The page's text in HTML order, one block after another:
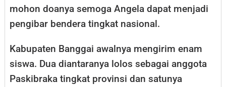
mohon doanya semoga Angela dapat menjadi
pengibar bendera tingkat nasional.
Kabupaten Banggai awalnya mengirim enam
siswa. Dua diantaranya lolos sebagai anggota
Paskibraka tingkat provinsi dan satunya